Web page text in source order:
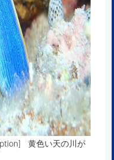
黄色い天の川が